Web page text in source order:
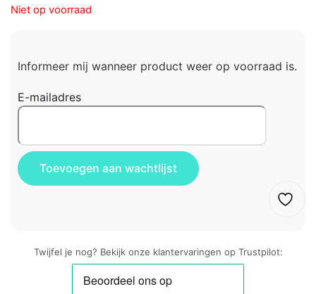
Niet op voorraad
Informeer mij wanneer product weer op voorraad is.
E-mailadres
Twijfel je nog? Bekijk onze klantervaringen op Trustpilot: